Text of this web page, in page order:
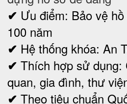
✔ Ưu điểm: Bảo vệ
100 năm
✔ Hệ thống khóa: An
✔ Thích hợp sử dụng:
quan, gia đình, thư
✔ Theo tiêu chuẩn